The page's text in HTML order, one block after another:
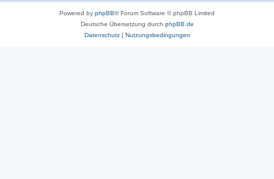
Powered by phpBB® Forum Software © phpBB Limited
Deutsche Übersetzung durch phpBB.de
Datenschutz| Nutzungsbedingungen